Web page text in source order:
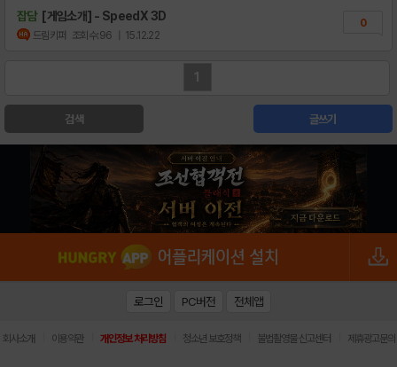
잡담 [게임소개] - SpeedX 3D
드림키퍼 조회수:96 | 15.12.22
0
1
검색 글쓰기
로그인 PC버전 전체앱
회사소개 이용약관 개인정보 처리방침 청소년 보호정책 불법촬영물 신고센터 제휴광고문의